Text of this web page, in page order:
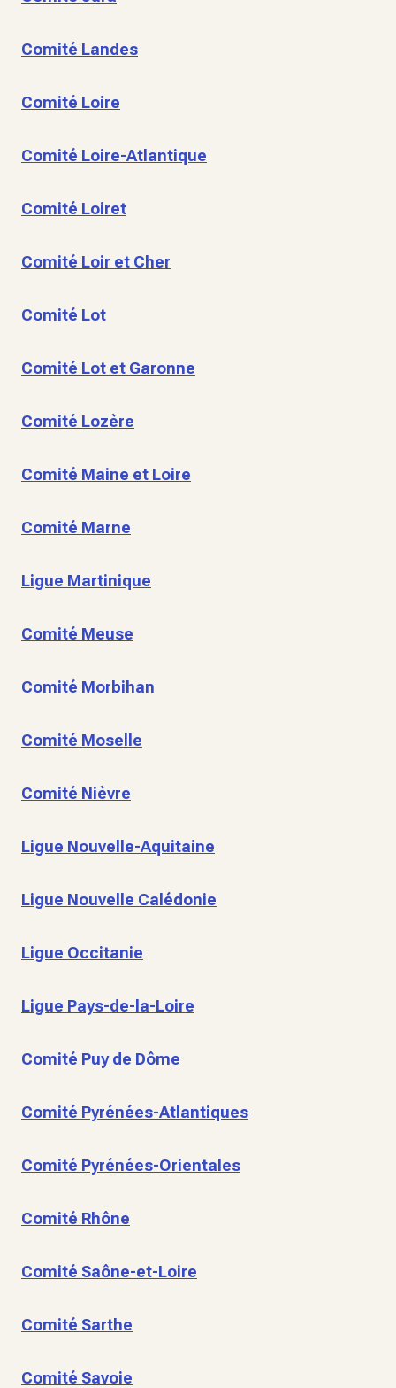
Comité Landes
Comité Loire
Comité Loire-Atlantique
Comité Loiret
Comité Loir et Cher
Comité Lot
Comité Lot et Garonne
Comité Lozère
Comité Maine et Loire
Comité Marne
Ligue Martinique
Comité Meuse
Comité Morbihan
Comité Moselle
Comité Nièvre
Ligue Nouvelle-Aquitaine
Ligue Nouvelle Calédonie
Ligue Occitanie
Ligue Pays-de-la-Loire
Comité Puy de Dôme
Comité Pyrénées-Atlantiques
Comité Pyrénées-Orientales
Comité Rhône
Comité Saône-et-Loire
Comité Sarthe
Comité Savoie